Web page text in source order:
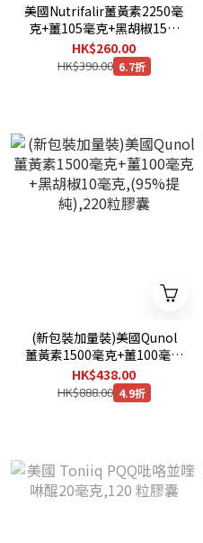
美國Nutrifalir薑黃素2250毫
克+薑105毫克+黑胡椒15毫
克,(95%提純),180粒膠囊
HK$260.00
HK$390.00 6.7折
(新包裝加量裝)美國Qunol
薑黃素1500毫克+薑100毫克
+黑胡椒10毫克,(95%提
純),220粒膠囊
HK$438.00
HK$888.00 4.9折